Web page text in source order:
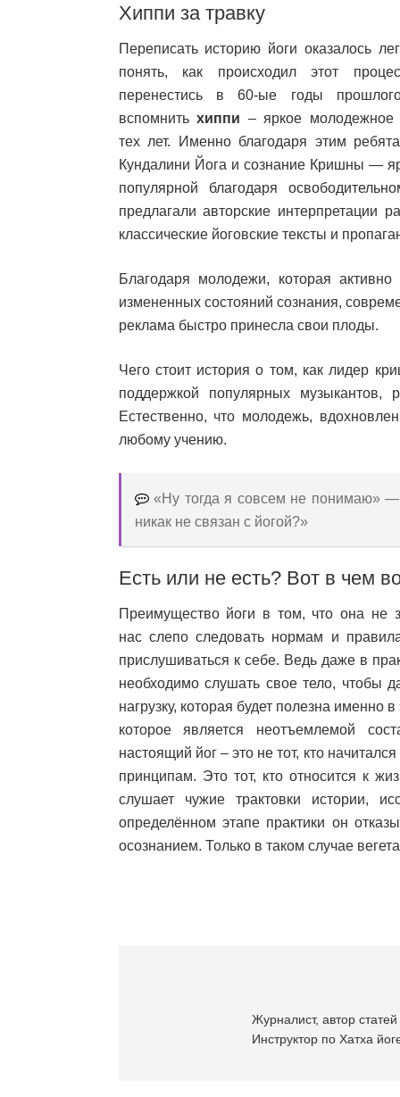
Хиппи за травку
Переписать историю йоги оказалось
понять, как происходил этот
перенестись в 60-ые годы
вспомнитьхиппи – яркое молодежное
тех лет. Именно благодаря этим
Кундалини Йога и сознание Кришны —
популярной благодаря
предлагали авторские интерпретации
классические йоговские тексты и
Благодаря молодежи, которая
измененных состояний сознания,
реклама быстро принесла свои плоды.
Чего стоит история о том, как лидер
поддержкой популярных музыкантов,
Естественно, что молодежь,
любому учению.
«Ну тогда я совсем не понимаю» —
никак не связан с йогой?»
Есть или не есть? Вот в чем
Преимущество йоги в том, что она не
нас слепо следовать нормам и
прислушиваться к себе. Ведь даже в
необходимо слушать свое тело, чтобы
нагрузку, которая будет полезна именно
которое является неотъемлемой
настоящий йог – это не тот, кто
принципам. Это тот, кто относится к
слушает чужие трактовки истории,
определённом этапе практики он
осознанием. Только в таком случае
Журналист, автор
Инструктор по Хатха